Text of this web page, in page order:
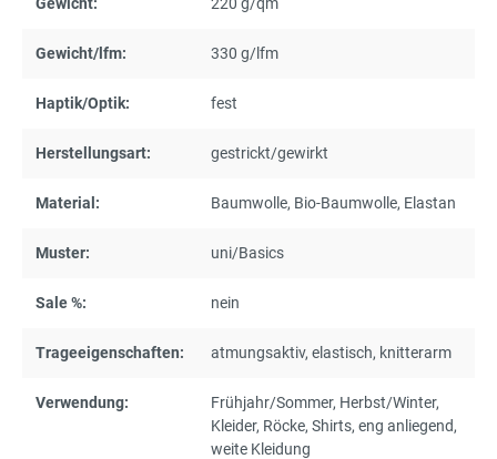
Gewicht/lfm: 330 g/lfm
Haptik/Optik: fest
Herstellungsart: gestrickt/gewirkt
Material: Baumwolle, Bio-Baumwolle, Elastan
Muster: uni/Basics
Sale %: nein
Trageeigenschaften: atmungsaktiv, elastisch, knitterarm
Verwendung: Frühjahr/Sommer, Herbst/Winter,
Kleider, Röcke, Shirts, eng anliegend,
weite Kleidung